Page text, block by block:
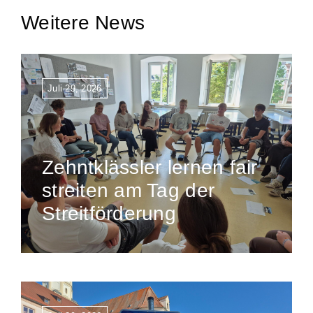
Weitere News
Juli 29, 2026
Zehntklässler lernen fair
streiten am Tag der
Streitförderung